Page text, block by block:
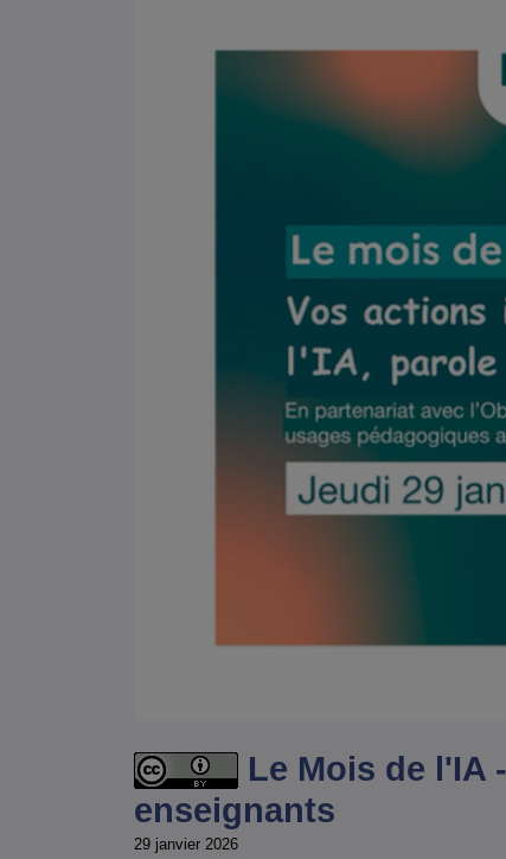
Le Mois de l'IA
enseignants
29 janvier 2026